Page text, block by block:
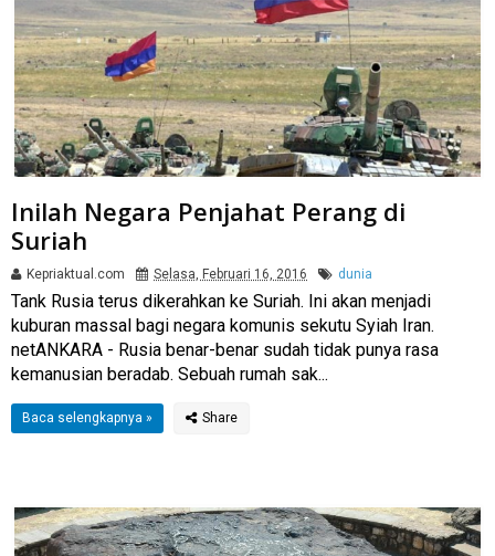
Inilah Negara Penjahat Perang di
Suriah
Kepriaktual.com Selasa, Februari 16, 2016 dunia
Tank Rusia terus dikerahkan ke Suriah. Ini akan menjadi
kuburan massal bagi negara komunis sekutu Syiah Iran.
netANKARA - Rusia benar-benar sudah tidak punya rasa
kemanusian beradab. Sebuah rumah sak...
Baca selengkapnya »